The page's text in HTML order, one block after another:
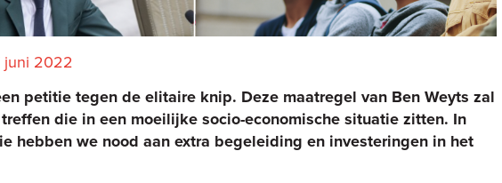
juni 2022
petitie tegen de elitaire knip. Deze maatregel van Ben Weyts zal
die in een moeilijke socio-economische situatie zitten. In
hebben we nood aan extra begeleiding en investeringen in het